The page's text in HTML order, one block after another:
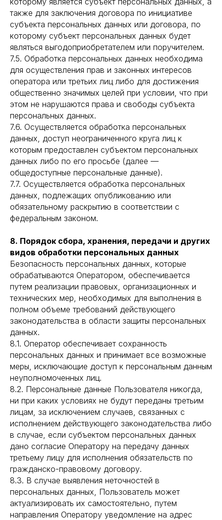
также для заключения договора по инициативе
субъекта персональных данных или договора, по
которому субъект персональных данных будет
являться выгодоприобретателем или поручителем.
7.5. Обработка персональных данных необходима
для осуществления прав и законных интересов
оператора или третьих лиц либо для достижения
общественно значимых целей при условии, что при
этом не нарушаются права и свободы субъекта
персональных данных.
7.6. Осуществляется обработка персональных
данных, доступ неограниченного круга лиц к
которым предоставлен субъектом персональных
данных либо по его просьбе (далее —
общедоступные персональные данные).
7.7. Осуществляется обработка персональных
данных, подлежащих опубликованию или
обязательному раскрытию в соответствии с
федеральным законом.
8. Порядок сбора, хранения, передачи и других
видов обработки персональных данных
Безопасность персональных данных, которые
обрабатываются Оператором, обеспечивается
путем реализации правовых, организационных и
технических мер, необходимых для выполнения в
полном объеме требований действующего
законодательства в области защиты персональных
данных.
8.1. Оператор обеспечивает сохранность
персональных данных и принимает все возможные
меры, исключающие доступ к персональным данным
неуполномоченных лиц.
8.2. Персональные данные Пользователя никогда,
ни при каких условиях не будут переданы третьим
лицам, за исключением случаев, связанных с
исполнением действующего законодательства либо
в случае, если субъектом персональных данных
дано согласие Оператору на передачу данных
третьему лицу для исполнения обязательств по
гражданско-правовому договору.
8.3. В случае выявления неточностей в
персональных данных, Пользователь может
актуализировать их самостоятельно, путем
направления Оператору уведомление на адрес